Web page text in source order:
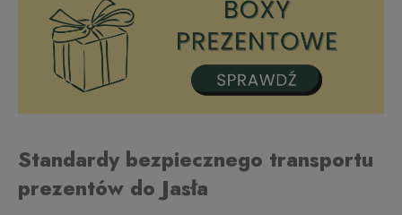
Standardy bezpiecznego transportu
prezentów do Jasła